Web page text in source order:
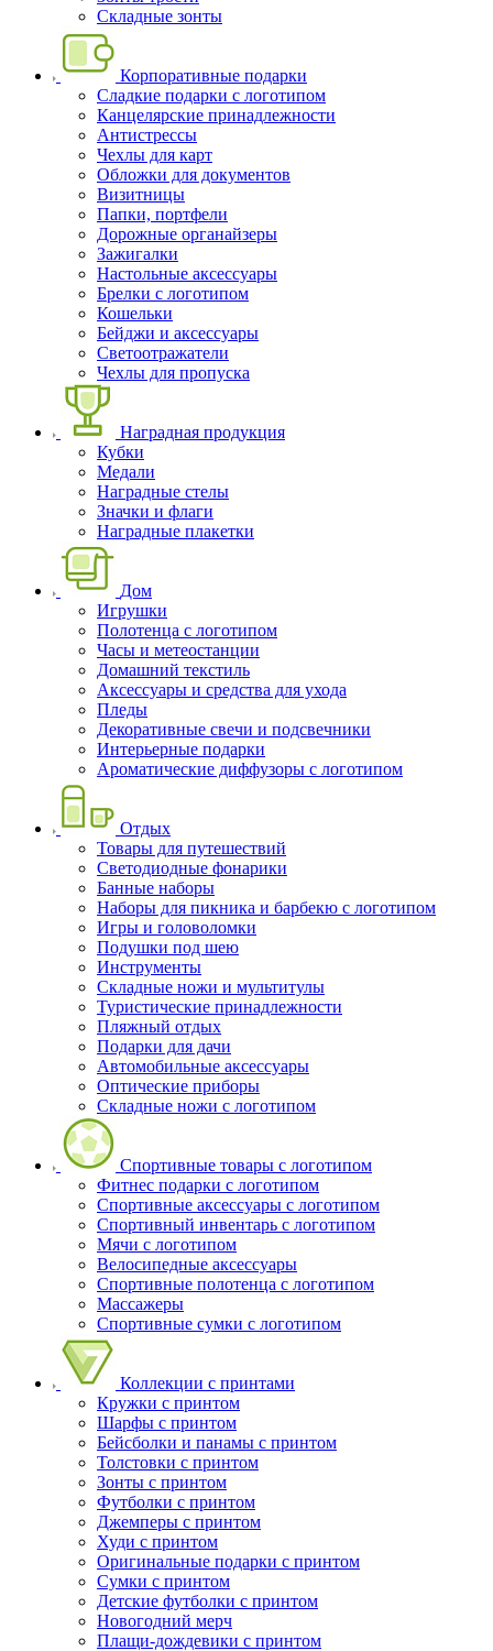
Складные зонты
Корпоративные подарки
Сладкие подарки с логотипом
Канцелярские принадлежности
Антистрессы
Чехлы для карт
Обложки для документов
Визитницы
Папки, портфели
Дорожные органайзеры
Зажигалки
Настольные аксессуары
Брелки с логотипом
Кошельки
Бейджи и аксессуары
Светоотражатели
Чехлы для пропуска
Наградная продукция
Кубки
Медали
Наградные стелы
Значки и флаги
Наградные плакетки
Дом
Игрушки
Полотенца с логотипом
Часы и метеостанции
Домашний текстиль
Аксессуары и средства для ухода
Пледы
Декоративные свечи и подсвечники
Интерьерные подарки
Ароматические диффузоры с логотипом
Отдых
Товары для путешествий
Светодиодные фонарики
Банные наборы
Наборы для пикника и барбекю с логотипом
Игры и головоломки
Подушки под шею
Инструменты
Складные ножи и мультитулы
Туристические принадлежности
Пляжный отдых
Подарки для дачи
Автомобильные аксессуары
Оптические приборы
Складные ножи с логотипом
Спортивные товары с логотипом
Фитнес подарки с логотипом
Спортивные аксессуары с логотипом
Спортивный инвентарь с логотипом
Мячи с логотипом
Велосипедные аксессуары
Спортивные полотенца с логотипом
Массажеры
Спортивные сумки с логотипом
Коллекции с принтами
Кружки с принтом
Шарфы с принтом
Бейсболки и панамы с принтом
Толстовки с принтом
Зонты с принтом
Футболки с принтом
Джемперы с принтом
Худи с принтом
Оригинальные подарки с принтом
Сумки с принтом
Детские футболки с принтом
Новогодний мерч
Плащи-дождевики с принтом